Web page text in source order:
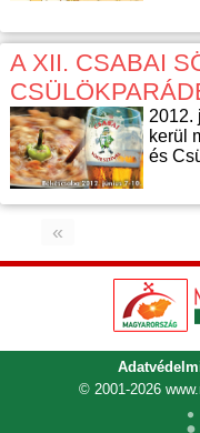
A XII. CSABAI
2012.
kerül
és
«
© 2001-2026